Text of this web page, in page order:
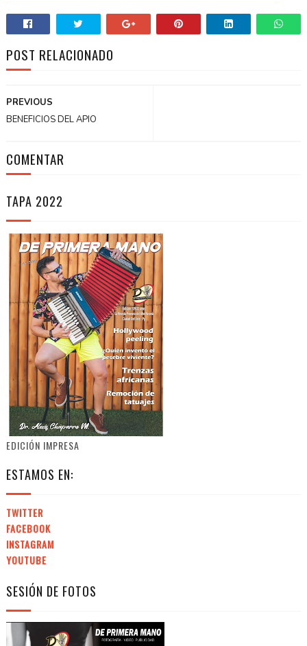
POST RELACIONADO
PREVIOUS
BENEFICIOS DEL APIO
COMENTAR
TAPA 2022
EDICIÓN IMPRESA
ESTAMOS EN:
TWITTER
FACEBOOK
INSTAGRAM
YOUTUBE
SESIÓN DE FOTOS